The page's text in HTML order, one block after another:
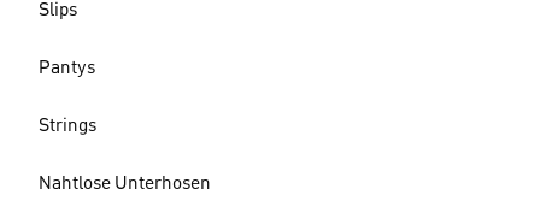
Slips
Pantys
Strings
Nahtlose Unterhosen